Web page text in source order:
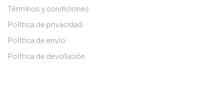
Términos y condiciones
Política de privacidad
Política de envío
Política de devolución